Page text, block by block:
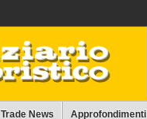
Trade News Approfondimenti